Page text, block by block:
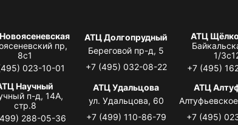
пр,
8с1
023-10-01
АТЦ Долгопрудный
Береговой пр-д, 5
+7 (495) 032-08-22
АТЦ
1/
+7 (495)
Научный
п-д, 14А,
стр.8
288-05-36
АТЦ Удальцова
ул. Удальцова, 60
+7 (499) 110-86-79
АТЦ
+7 (495)